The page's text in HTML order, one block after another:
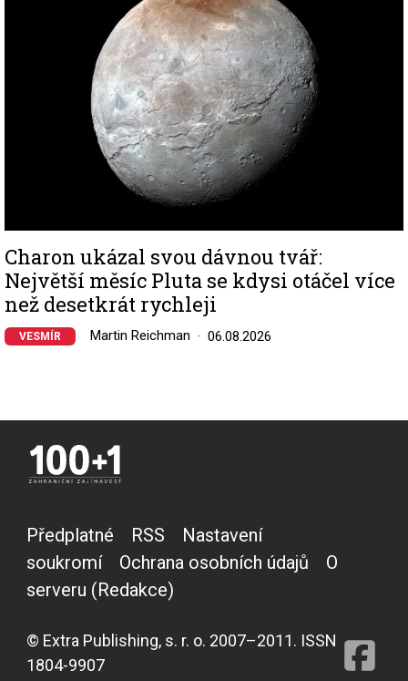
Charon ukázal svou dávnou tvář:
Největší měsíc Pluta se kdysi otáčel více
než desetkrát rychleji
VESMÍR Martin Reichman 06.08.2026
Předplatné RSS
Nastavení
soukromí
Ochrana osobních údajů
O
serveru (Redakce)
© Extra Publishing, s. r. o. 2007–2011. ISSN
1804-9907